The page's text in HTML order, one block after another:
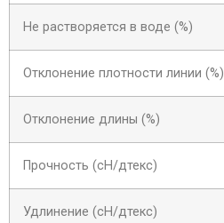
Не растворяется в воде (%)
Отклонение плотности линии (%)
Отклонение длины (%)
Прочность (сН/дтекс)
Удлинение (сН/дтекс)